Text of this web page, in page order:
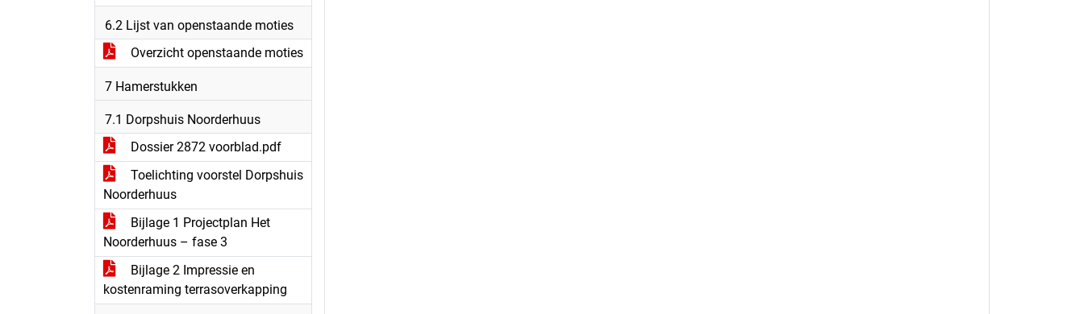
6.2 Lijst van openstaande moties
Overzicht openstaande moties
7 Hamerstukken
7.1 Dorpshuis Noorderhuus
Dossier 2872 voorblad.pdf
Toelichting voorstel Dorpshuis
Noorderhuus
Bijlage 1 Projectplan Het
Noorderhuus – fase 3
Bijlage 2 Impressie en
kostenraming terrasoverkapping